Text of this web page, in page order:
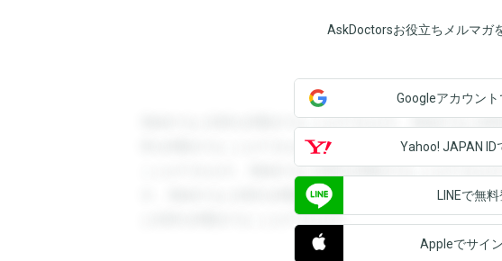
AskDoctorsお役立ちメルマガ
登録すると回答を閲覧することができます。登録すると回
答を閲覧することができます。登録すると回答を閲覧する
ことができます。登録すると回答を閲覧することができま
す。登録すると回答を閲覧することができます。登録する
と回答を閲覧することができます。
Googleアカウン
Yahoo! JAPAN ID
LINEで無
Appleでサイ